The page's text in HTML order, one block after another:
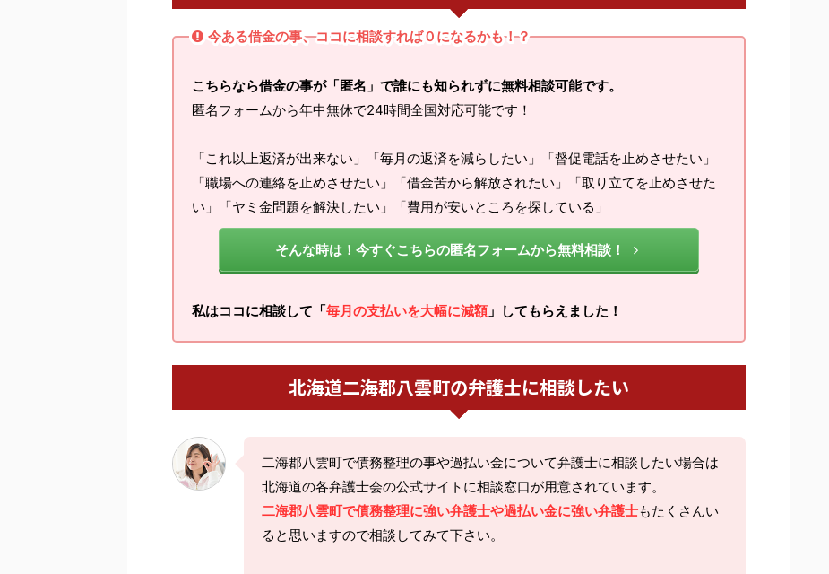
今ある借金の事、ココに相談すれば０になるかも！？
こちらなら借金の事が「匿名」で誰にも知られずに無料相談可能です。
匿名フォームから年中無休で24時間全国対応可能です！
「これ以上返済が出来ない」「毎月の返済を減らしたい」「督促電話を止めさせたい」
「職場への連絡を止めさせたい」「借金苦から解放されたい」「取り立てを止めさせた
い」「ヤミ金問題を解決したい」「費用が安いところを探している」
そんな時は！今すぐこちらの匿名フォームから無料相談！
私はココに相談して「毎月の支払いを大幅に減額」してもらえました！
北海道二海郡八雲町の弁護士に相談したい
二海郡八雲町で債務整理の事や過払い金について弁護士に相談したい場合は
北海道の各弁護士会の公式サイトに相談窓口が用意されています。
二海郡八雲町で債務整理に強い弁護士や過払い金に強い弁護士もたくさんい
ると思いますので相談してみて下さい。